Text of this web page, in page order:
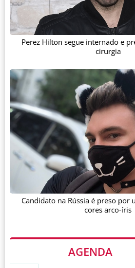
AGENDA
Perez Hilton segue internado e
cirurgia
Candidato na Rússia é preso por
cores arco-íris